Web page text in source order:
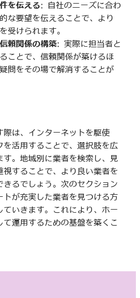
を伝える: 自社のニーズに合わ
な要望を伝えることで、より
受けられます。
頼関係の構築: 実際に担当者と
ことで、信頼関係が築けるほ
問をその場で解消することが
際は、インターネットを駆使
を活用することで、選択肢を広
す。地域別に業者を検索し、見
視することで、より良い業者を
きるでしょう。次のセクション
トが充実した業者を見つける方
ていきます。これにより、ホー
て運用するための基盤を築くこ